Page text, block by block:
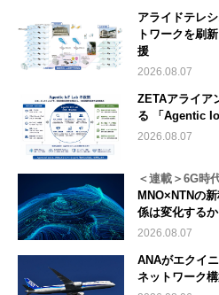
アライドテレ
トワークを刷
援
2026.08.07
ZETAアライア
る 「Agentic
2026.08.07
＜連載＞6G時
MNO×NTNの
係は変化するか
2026.08.07
ANAがエクイ
ネットワーク